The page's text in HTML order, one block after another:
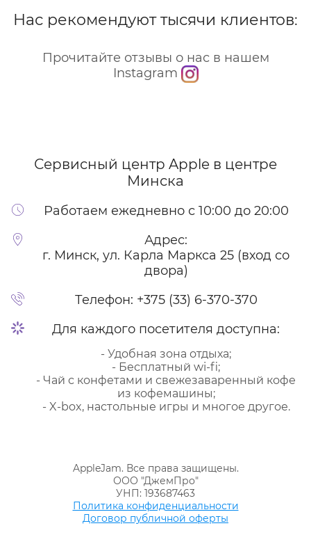
Нас рекомендуют тысячи клиентов:
Прочитайте отзывы о нас в нашем
Instagram
Сервисный центр Apple в центре
Минска
Работаем ежедневно с 10:00 до 20:00
Адрес:
г. Минск, ул. Карла Маркса 25 (вход со
двора)
Телефон: +375 (33) 6-370-370
Для каждого посетителя доступна:
- Удобная зона отдыха;
- Бесплатный wi-fi;
- Чай с конфетами и свежезаваренный кофе
из кофемашины;
- X-box, настольные игры и многое другое.
AppleJam. Все права защищены.
ООО "ДжемПро"
УНП: 193687463
Политика конфиденциальности
Договор публичной оферты